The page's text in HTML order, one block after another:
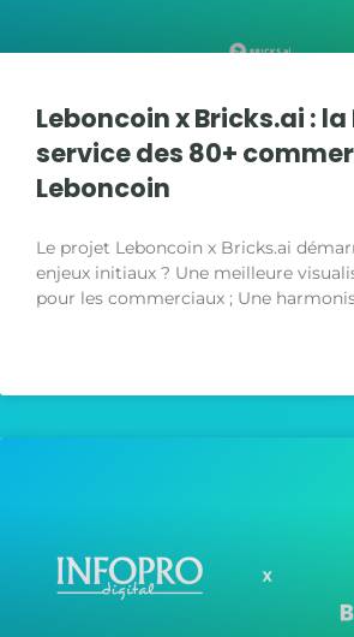
Leboncoin x Bricks.ai :
service des 80+
Leboncoin
Le projet Leboncoin x Bricks.ai
enjeux initiaux ? Une meilleure
pour les commerciaux ; Une